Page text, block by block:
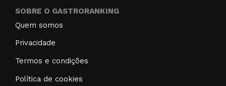
SOBRE O GASTRORANKING
Quem somos
Privacidade
Termos e condições
Política de cookies